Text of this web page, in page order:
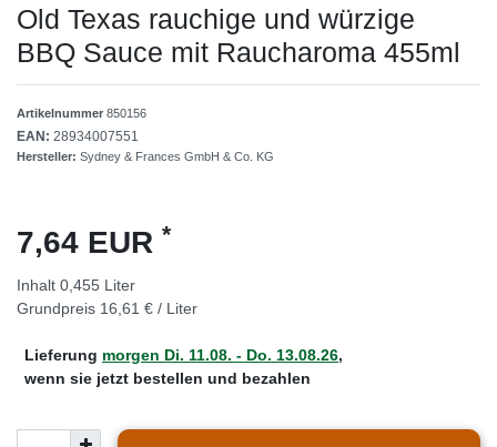
Old Texas rauchige und würzige
BBQ Sauce mit Raucharoma 455ml
Artikelnummer 850156
EAN: 28934007551
Hersteller: Sydney & Frances GmbH & Co. KG
7,64 EUR *
Inhalt 0,455 Liter
Grundpreis 16,61 € / Liter
Lieferung morgen Di. 11.08. - Do. 13.08.26,
wenn sie jetzt bestellen und bezahlen